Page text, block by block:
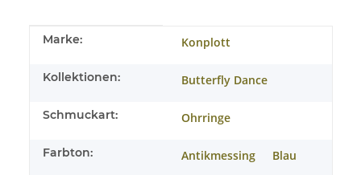
Produkteigenschaft
Wert
Marke: Konplott
Kollektionen: Butterfly Dance
Schmuckart: Ohrringe
Farbton: Antikmessing Blau